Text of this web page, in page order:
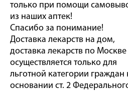
только при помощи
из наших аптек!
Спасибо за понимание!
Доставка лекарств на дом,
доставка лекарств по Москве
осуществляется только для
льготной категории граждан
основании ст. 2